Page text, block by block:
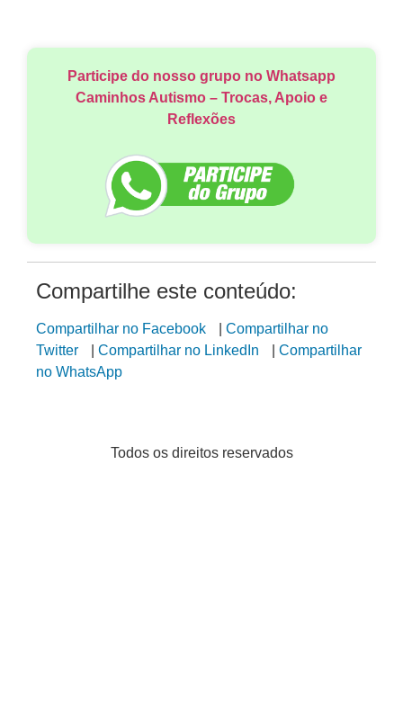
Participe do nosso grupo no Whatsapp
Caminhos Autismo – Trocas, Apoio e
Reflexões
Compartilhe este conteúdo:
Compartilhar no Facebook
Compartilhar no
Twitter
Compartilhar no LinkedIn
Compartilhar
no WhatsApp
Todos os direitos reservados